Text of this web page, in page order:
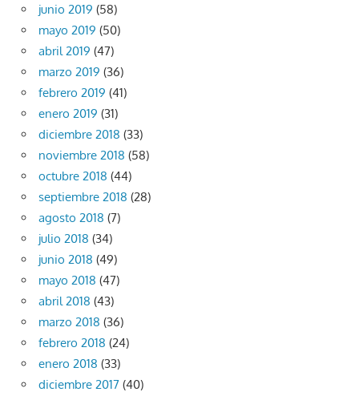
junio 2019 (58)
mayo 2019 (50)
abril 2019 (47)
marzo 2019 (36)
febrero 2019 (41)
enero 2019 (31)
diciembre 2018 (33)
noviembre 2018 (58)
octubre 2018 (44)
septiembre 2018 (28)
agosto 2018 (7)
julio 2018 (34)
junio 2018 (49)
mayo 2018 (47)
abril 2018 (43)
marzo 2018 (36)
febrero 2018 (24)
enero 2018 (33)
diciembre 2017 (40)